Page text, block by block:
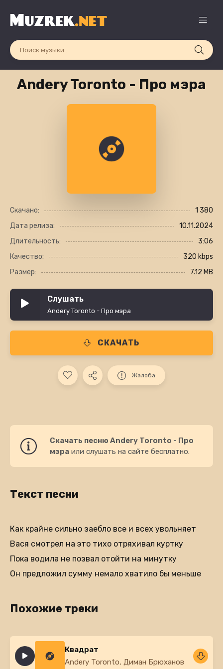
Andery Toronto - Про мэра
Скачано:
1 380
Дата релиза:
10.11.2024
Длительность:
3:06
Качество:
320 kbps
Размер:
7.12 MB
Слушать
Andery Toronto - Про мэра
СКАЧАТЬ
Жалоба
Скачать песню Andery Toronto - Про
мэра или слушать на сайте бесплатно.
Текст песни
Как крайне сильно заебло все и всех увольняет
Вася смотрел на это тихо отряхивал куртку
Пока водила не позвал отойти на минутку
Он предложил сумму немало хватило бы меньше
Похожие треки
Квадрат
Andery Toronto, Диман Брюханов